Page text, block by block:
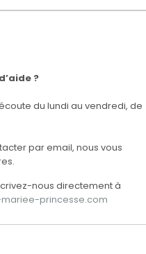
?
du lundi au vendredi, de
par email, nous vous
nous directement à
princesse.com